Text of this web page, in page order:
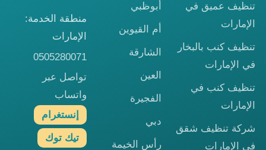
تنظيف عميق في
الإمارات
تنظيف كنب بالبخار
في الإمارات
تنظيف كنب في
الإمارات
شركة تنظيف شقق
في الإمارات
أبوظبي
أم القيوين
الشارقة
العين
الفجيرة
دبي
رأس الخيمة
منطقة الخدمة:
الإمارات
0505280071
تواصل عبر
واتساب
إنستغرام
تيك توك